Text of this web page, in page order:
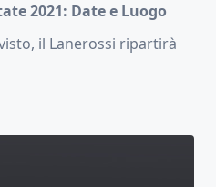
2021: Date e Luogo
il Lanerossi ripartirà